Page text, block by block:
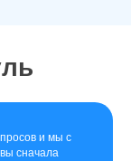
и мы с
сначала